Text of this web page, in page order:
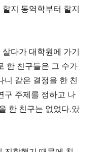
지 동역학부터 할지
다가 대학원에 가기
한 친구들은 그 수가
니 같은 결정을 한 친
구 주제를 정하고 나
한 친구는 없었다.있